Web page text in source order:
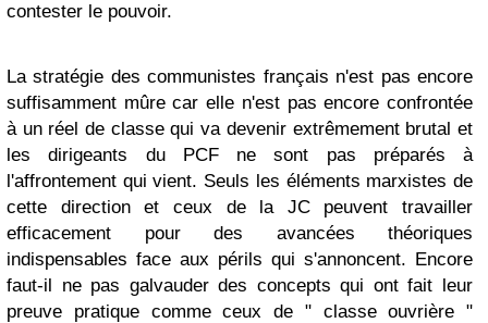
contester le pouvoir.
La stratégie des communistes français n'est pas encore
suffisamment mûre car elle n'est pas encore confrontée
à un réel de classe qui va devenir extrêmement brutal et
les dirigeants du PCF ne sont pas préparés à
l'affrontement qui vient. Seuls les éléments marxistes de
cette direction et ceux de la JC peuvent travailler
efficacement pour des avancées théoriques
indispensables face aux périls qui s'annoncent. Encore
faut-il ne pas galvauder des concepts qui ont fait leur
preuve pratique comme ceux de " classe ouvrière "